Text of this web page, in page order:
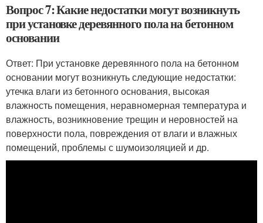
Вопрос 7: Какие недостатки могут возникнуть
при установке деревянного пола на бетонном
основании
Ответ: При установке деревянного пола на бетонном
основании могут возникнуть следующие недостатки:
утечка влаги из бетонного основания, высокая
влажность помещения, неравномерная температура и
влажность, возникновение трещин и неровностей на
поверхности пола, повреждения от влаги и влажных
помещений, проблемы с шумоизоляцией и др.